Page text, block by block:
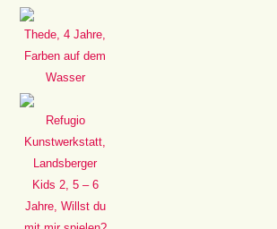
Thede, 4 Jahre,
Farben auf dem
Wasser
Refugio
Kunstwerkstatt,
Landsberger
Kids 2, 5 – 6
Jahre, Willst du